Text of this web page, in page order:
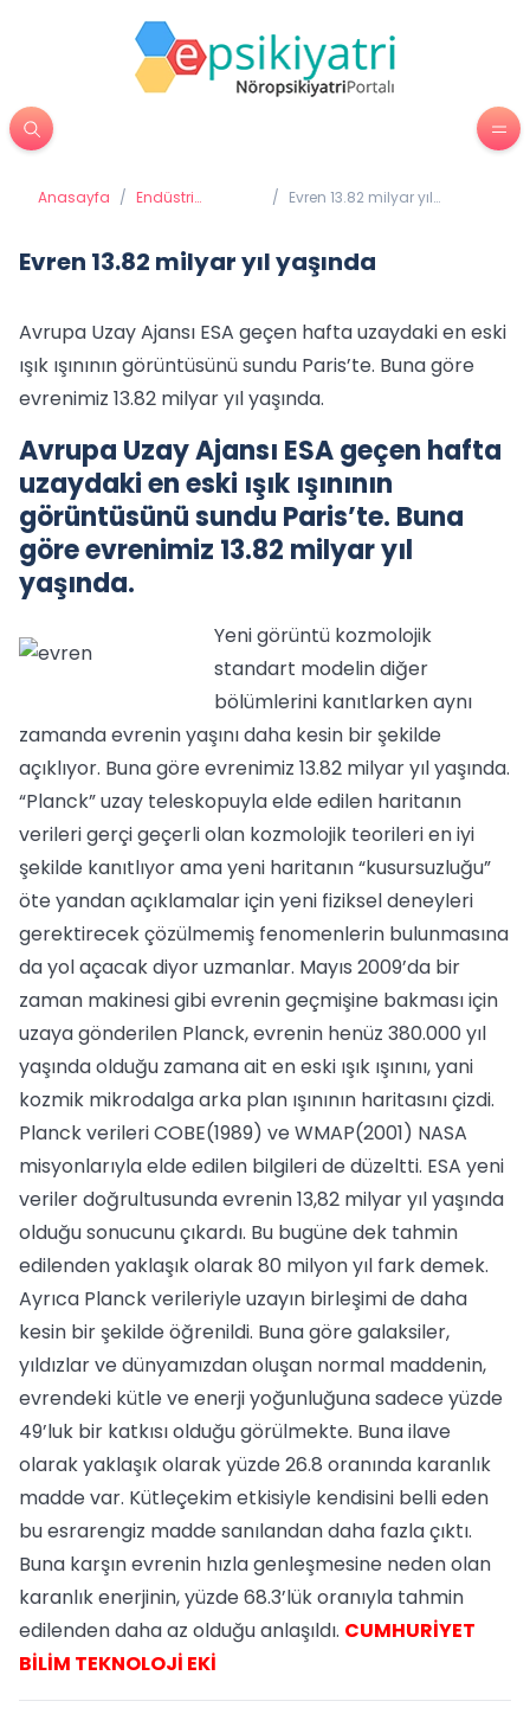
Anasayfa / Endüstri
/ Evren 13.82 milyar yıl
Evren 13.82 milyar yıl yaşında
Avrupa Uzay Ajansı ESA geçen hafta uzaydaki en eski
ışık ışınının görüntüsünü sundu Paris’te. Buna göre
evrenimiz 13.82 milyar yıl yaşında.
Avrupa Uzay Ajansı ESA geçen hafta
uzaydaki en eski ışık ışınının
görüntüsünü sundu Paris’te. Buna
göre evrenimiz 13.82 milyar yıl
yaşında.
Yeni görüntü kozmolojik
standart modelin diğer
bölümlerini kanıtlarken aynı
zamanda evrenin yaşını daha kesin bir şekilde
açıklıyor. Buna göre evrenimiz 13.82 milyar yıl yaşında.
“Planck” uzay teleskopuyla elde edilen haritanın
verileri gerçi geçerli olan kozmolojik teorileri en iyi
şekilde kanıtlıyor ama yeni haritanın “kusursuzluğu”
öte yandan açıklamalar için yeni fiziksel deneyleri
gerektirecek çözülmemiş fenomenlerin bulunmasına
da yol açacak diyor uzmanlar. Mayıs 2009’da bir
zaman makinesi gibi evrenin geçmişine bakması için
uzaya gönderilen Planck, evrenin henüz 380.000 yıl
yaşında olduğu zamana ait en eski ışık ışınını, yani
kozmik mikrodalga arka plan ışınının haritasını çizdi.
Planck verileri COBE(1989) ve WMAP(2001) NASA
misyonlarıyla elde edilen bilgileri de düzeltti. ESA yeni
veriler doğrultusunda evrenin 13,82 milyar yıl yaşında
olduğu sonucunu çıkardı. Bu bugüne dek tahmin
edilenden yaklaşık olarak 80 milyon yıl fark demek.
Ayrıca Planck verileriyle uzayın birleşimi de daha
kesin bir şekilde öğrenildi. Buna göre galaksiler,
yıldızlar ve dünyamızdan oluşan normal maddenin,
evrendeki kütle ve enerji yoğunluğuna sadece yüzde
49’luk bir katkısı olduğu görülmekte. Buna ilave
olarak yaklaşık olarak yüzde 26.8 oranında karanlık
madde var. Kütleçekim etkisiyle kendisini belli eden
bu esrarengiz madde sanılandan daha fazla çıktı.
Buna karşın evrenin hızla genleşmesine neden olan
karanlık enerjinin, yüzde 68.3’lük oranıyla tahmin
edilenden daha az olduğu anlaşıldı. CUMHURİYET
BİLİM TEKNOLOJİ EKİ